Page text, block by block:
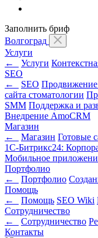
Заполнить бриф
Волгоград
Услуги
←
Услуги
SEO
←
SEO Продвижение
сайта стоматологии
SMM Поддержка и
Внедрение AmoCRM
Магазин
←
Магазин Готовые
1С-Битрикс24:
Мобильное
Портфолио
←
Портфолио
Помощь
←
Помощь SEO Wiki
Сотрудничество
←
Сотрудничество
Контакты